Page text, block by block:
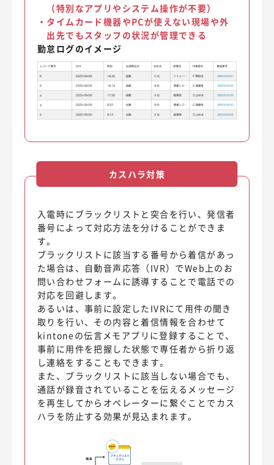
（特別なアプリやシステム操作が不要）
・ タイムカード機器やPCが使えない現場や外
出先でもスタッフの状況が管理できる
勤怠ログのイメージ
カスハラ対策
入電時にブラックリストと突合を行い、発信者
番号によって対応方法を分けることができま
す。
ブラックリストに該当する番号から着信があっ
た場合は、自動音声応答（IVR）でWeb上のお
問い合わせフォームに誘導することで電話での
対応を回避します。
あるいは、事前に設定したIVRにて用件の聞き
取りを行い、その内容と着信情報を合わせて
kintoneの伝言メモアプリに登録することで、
事前に用件を把握した状態で専任者から折り返
し連絡をすることもできます。
また、ブラックリストに該当しない場合でも、
通話が録音されていることを伝えるメッセージ
を再生してからオペレーターに繋ぐことでカス
ハラを防止する効果が見込まれます。